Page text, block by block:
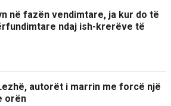
në fazën vendimtare, ja kur do të
ndaj ish-krerëve të
autorët i marrin me forcë një
orën